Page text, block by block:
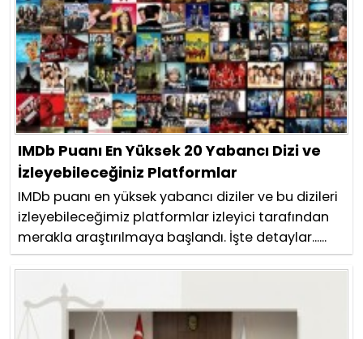
IMDb Puanı En Yüksek 20 Yabancı Dizi ve
İzleyebileceğiniz Platformlar
IMDb puanı en yüksek yabancı diziler ve bu dizileri
izleyebileceğimiz platformlar izleyici tarafından
merakla araştırılmaya başlandı. İşte detaylar......